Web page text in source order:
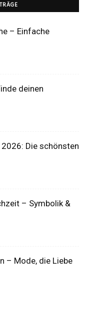
– Einfache
deinen
Die schönsten
– Symbolik &
– Mode, die Liebe